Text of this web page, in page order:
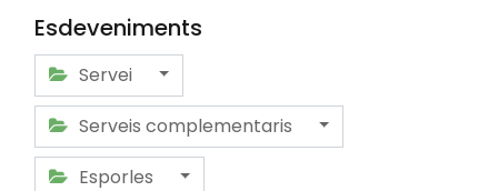
Esdeveniments
Servei
Serveis complementaris
Esporles